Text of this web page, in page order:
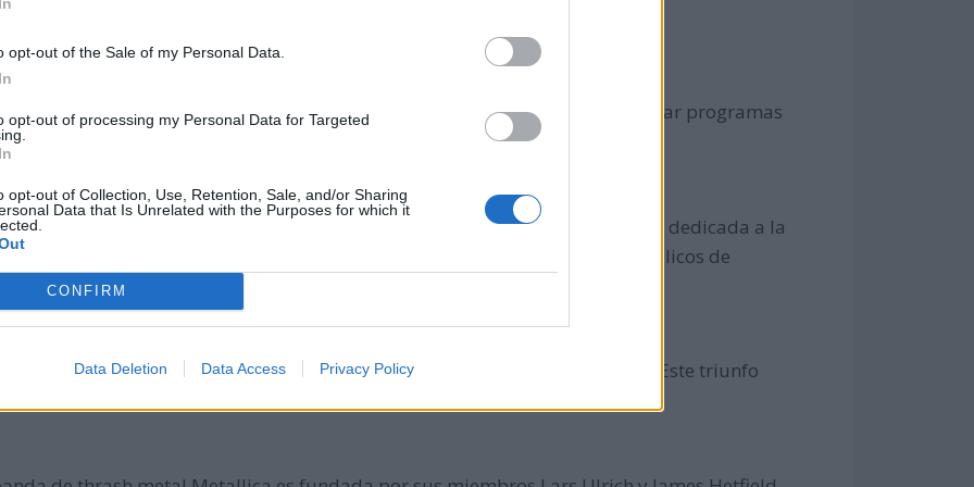
opt-out of the Sale of my Personal Data.
opt-out of processing my Personal Data for Targeted
opt-out of Collection, Use, Retention, Sale, and/or Sharing
Data that Is Unrelated with the Purposes for which it
CONFIRM
Data Deletion Data Access Privacy Policy
Estados Unidos para la observación del clima de la Tierra.
declara al país como 'territorio libre de analfabetismo', tras implementar programas
Públicos comienza sus operaciones, consolidando una plataforma estatal dedicada a la
para todo el país. Este lanzamiento refuerza el acceso a medios públicos de
contundente en las elecciones generales, logrando la mayoría absoluta. Este triunfo
gobernar y marca un momento clave en la política española.